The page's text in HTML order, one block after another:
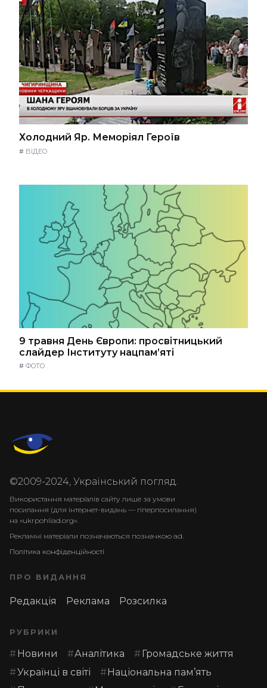
Холодний Яр. Меморіял Героїв
# ВІДЕО
9 травня День Європи: просвітницький
слайдер Інституту нацпам’яті
# ФОТО
©2009-2024, Український погляд.
Використання матеріалів сайту лише за умови
посилання (для інтернет-видань — гіперпосилання)
на «ukrpohliad.org».
Рекламні матеріали позначаються позначкою ad.
Політика конфіденційності
ПРО ВИДАННЯ
Редакція Реклама Розсилка
РУБРИКИ
Новини Аналітика
Громадське життя
Українці в світі
Національна пам’ять